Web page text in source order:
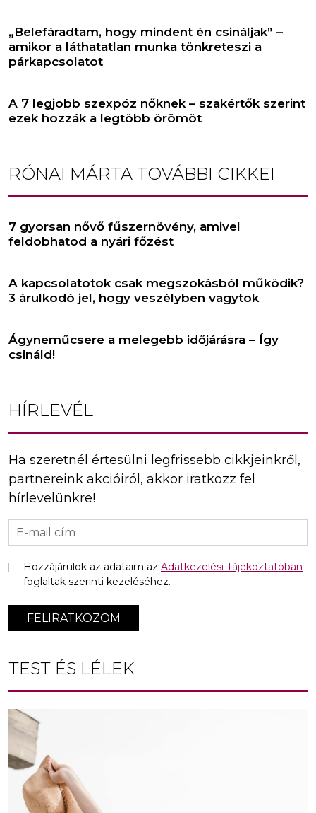
„Belefáradtam, hogy mindent én csináljak” –
amikor a láthatatlan munka tönkreteszi a
párkapcsolatot
A 7 legjobb szexpóz nőknek – szakértők szerint
ezek hozzák a legtöbb örömöt
RÓNAI MÁRTA TOVÁBBI CIKKEI
7 gyorsan nővő fűszernövény, amivel
feldobhatod a nyári főzést
A kapcsolatotok csak megszokásból működik?
3 árulkodó jel, hogy veszélyben vagytok
Ágyneműcsere a melegebb időjárásra – Így
csináld!
HÍRLEVÉL
Ha szeretnél értesülni legfrissebb cikkjeinkről,
partnereink akcióiról, akkor iratkozz fel
hírlevelünkre!
FELIRATKOZOM
Hozzájárulok az adataim az Adatkezelési Tájékoztatóban
foglaltak szerinti kezeléséhez.
TEST ÉS LÉLEK